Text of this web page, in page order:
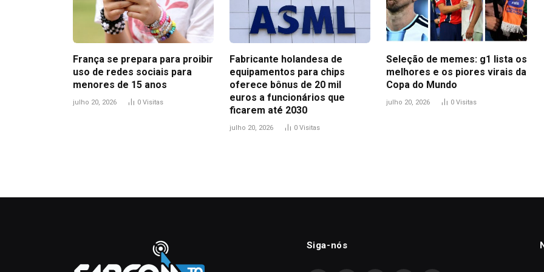
França se prepara para proibir
uso de redes sociais para
menores de 15 anos
julho 20, 2026 0 Visitas
Fabricante holandesa de
equipamentos para chips
oferece bônus de 20 mil
euros a funcionários que
ficarem até 2030
julho 20, 2026 0 Visitas
Seleção de memes: g1 lista os
melhores e os piores virais da
Copa do Mundo
julho 20, 2026 0 Visitas
Siga-nós